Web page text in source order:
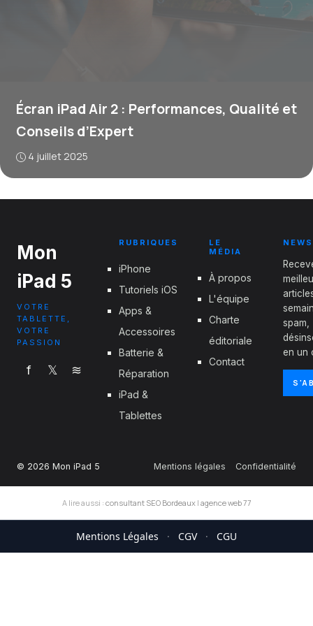
Écran iPad Air 2 : Performances, Qualité et
Conseils d’Expert
4 juillet 2025
Mon
iPad 5
VOTRE
TABLETTE,
VOTRE
PASSION
f 𝕏 ≋
RUBRIQUES
iPhone
Tutoriels iOS
Apps &
Accessoires
Batterie &
Réparation
iPad &
Tablettes
LE
MÉDIA
À propos
L'équipe
Charte
éditoriale
Contact
spam,
en un
© 2026 Mon iPad 5 Mentions légales Confidentialité
A lire aussi : consultant SEO Bordeaux| agence web 77
Mentions Légales · CGV · CGU